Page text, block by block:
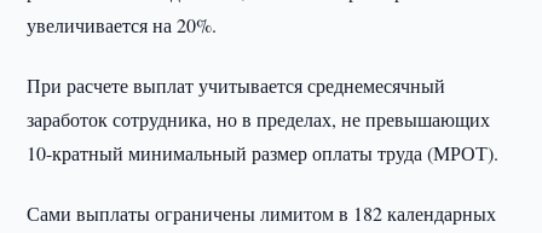
увеличивается на 20%.
При расчете выплат учитывается среднемесячный
заработок сотрудника, но в пределах, не превышающих
10-кратный минимальный размер оплаты труда (МРОТ).
Сами выплаты ограничены лимитом в 182 календарных